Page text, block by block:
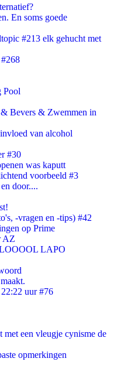
En soms goede
#213 elk gehucht met
Pool
Bevers & Zwemmen in
van alcohol
#30
was kaputt
voorbeeld #3
door....
-vragen en -tips) #42
op Prime
AZ
LOOOOL LAPO
uur #76
met een vleugje cynisme de
opmerkingen